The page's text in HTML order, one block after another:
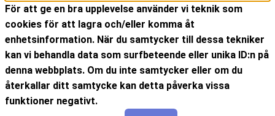
För att ge en bra upplevelse använder vi teknik som
cookies för att lagra och/eller komma åt
enhetsinformation. När du samtycker till dessa tekniker
kan vi behandla data som surfbeteende eller unika ID:n på
denna webbplats. Om du inte samtycker eller om du
återkallar ditt samtycke kan detta påverka vissa
funktioner negativt.